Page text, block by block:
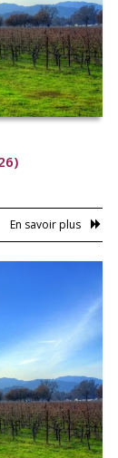
En savoir plus